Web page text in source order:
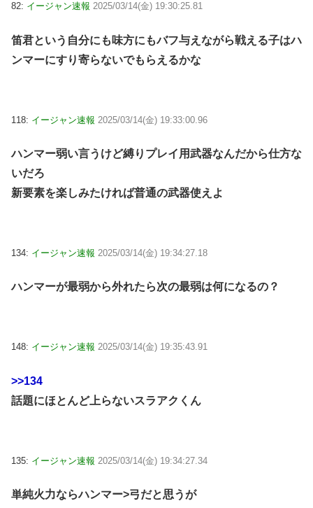
82: イージャン速報 2025/03/14(金) 19:30:25.81
笛君という自分にも味方にもバフ与えながら戦える子はハ
ンマーにすり寄らないでもらえるかな
118: イージャン速報 2025/03/14(金) 19:33:00.96
ハンマー弱い言うけど縛りプレイ用武器なんだから仕方な
いだろ
新要素を楽しみたければ普通の武器使えよ
134: イージャン速報 2025/03/14(金) 19:34:27.18
ハンマーが最弱から外れたら次の最弱は何になるの？
148: イージャン速報 2025/03/14(金) 19:35:43.91
>>134
話題にほとんど上らないスラアクくん
135: イージャン速報 2025/03/14(金) 19:34:27.34
単純火力ならハンマー>弓だと思うが